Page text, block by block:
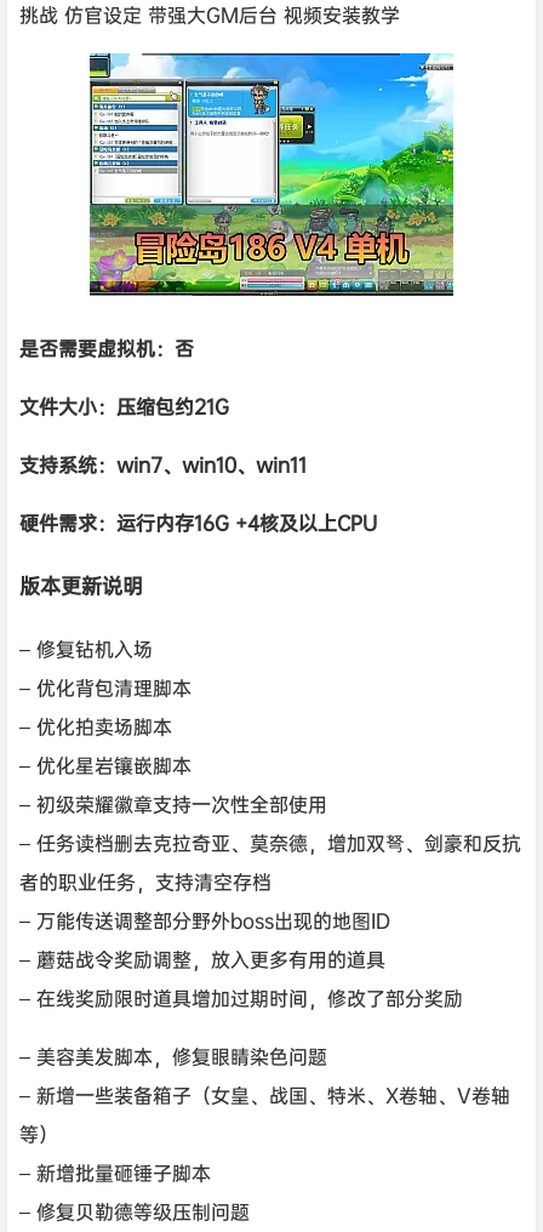
挑战 仿官设定 带强大GM后台 视频安装教学
是否需要虚拟机：否
文件大小：压缩包约21G
支持系统：win7、win10、win11
硬件需求：运行内存16G +4核及以上CPU
版本更新说明
– 修复钻机入场
– 优化背包清理脚本
– 优化拍卖场脚本
– 优化星岩镶嵌脚本
– 初级荣耀徽章支持一次性全部使用
– 任务读档删去克拉奇亚、莫奈德，增加双弩、剑豪和反抗
者的职业任务，支持清空存档
– 万能传送调整部分野外boss出现的地图ID
– 蘑菇战令奖励调整，放入更多有用的道具
– 在线奖励限时道具增加过期时间，修改了部分奖励
– 美容美发脚本，修复眼睛染色问题
– 新增一些装备箱子（女皇、战国、特米、X卷轴、V卷轴
等）
– 新增批量砸锤子脚本
– 修复贝勒德等级压制问题